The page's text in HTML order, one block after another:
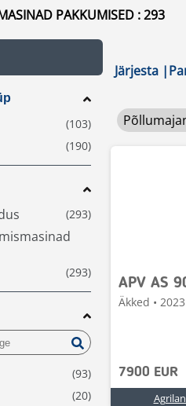
PAKKUMISED : 293
Järjesta |
APV AS
Äkked • 2023
7900 EUR